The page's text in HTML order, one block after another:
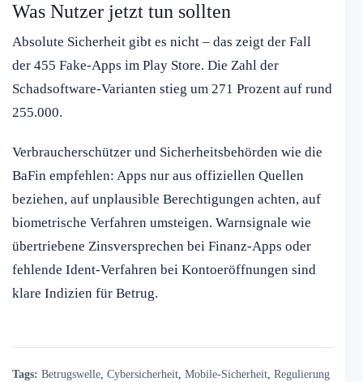
Was Nutzer jetzt tun sollten
Absolute Sicherheit gibt es nicht – das zeigt der Fall
der 455 Fake-Apps im Play Store. Die Zahl der
Schadsoftware-Varianten stieg um 271 Prozent auf rund
255.000.
Verbraucherschützer und Sicherheitsbehörden wie die
BaFin empfehlen: Apps nur aus offiziellen Quellen
beziehen, auf unplausible Berechtigungen achten, auf
biometrische Verfahren umsteigen. Warnsignale wie
übertriebene Zinsversprechen bei Finanz-Apps oder
fehlende Ident-Verfahren bei Kontoeröffnungen sind
klare Indizien für Betrug.
Tags: Betrugswelle Cybersicherheit Mobile-Sicherheit Regulierung